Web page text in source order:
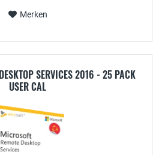
Merken
SERVICES 2016 - 25 PACK
USER CAL